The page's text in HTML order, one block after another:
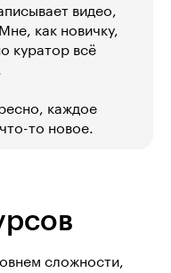
видео,
как новичку,
куратор всё
каждое
то новое.
сложности,